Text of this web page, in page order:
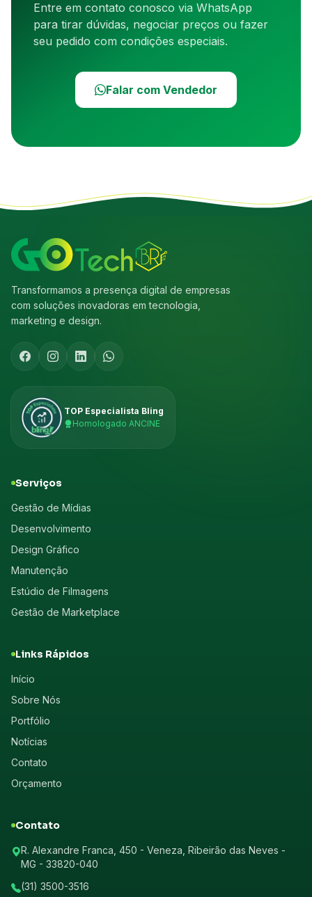
Entre em contato conosco via WhatsApp
para tirar dúvidas, negociar preços ou fazer
seu pedido com condições especiais.
Falar com Vendedor
Transformamos a presença digital de empresas
com soluções inovadoras em tecnologia,
marketing e design.
TOP Especialista Bling
Homologado ANCINE
Serviços
Gestão de Mídias
Desenvolvimento
Design Gráfico
Manutenção
Estúdio de Filmagens
Gestão de Marketplace
Links Rápidos
Início
Sobre Nós
Portfólio
Notícias
Contato
Orçamento
Contato
R. Alexandre Franca, 450 - Veneza, Ribeirão das Neves -
MG - 33820-040
(31) 3500-3516